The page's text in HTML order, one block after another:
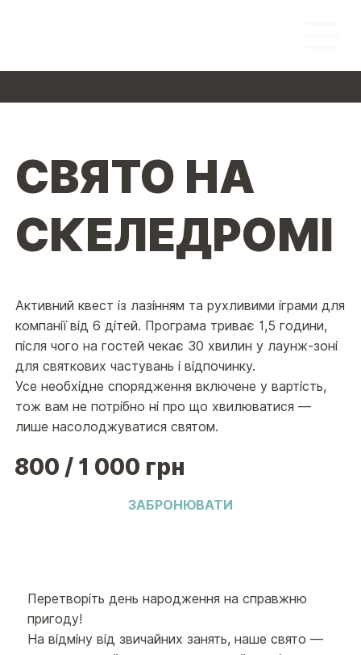
СВЯТО НА
СКЕЛЕДРОМІ
Активний квест із лазінням та рухливими іграми для
компанії від 6 дітей. Програма триває 1,5 години,
після чого на гостей чекає 30 хвилин у лаунж-зоні
для святкових частувань і відпочинку.
Усе необхідне спорядження включене у вартість,
тож вам не потрібно ні про що хвилюватися —
лише насолоджуватися святом.
800 / 1 000 грн
ЗАБРОНЮВАТИ
Перетворіть день народження на справжню
пригоду!
На відміну від звичайних занять, наше свято —